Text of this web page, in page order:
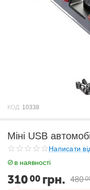
КОД: 10338
Міні USB
Написати
в наявності
310 00 грн. 480